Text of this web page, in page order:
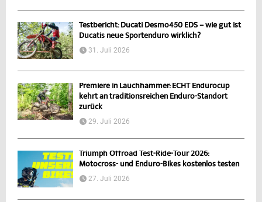
Testbericht: Ducati Desmo450 EDS – wie gut ist
Ducatis neue Sportenduro wirklich?
31. Juli 2026
Premiere in Lauchhammer: ECHT Endurocup
kehrt an traditionsreichen Enduro-Standort
zurück
29. Juli 2026
Triumph Offroad Test-Ride-Tour 2026:
Motocross- und Enduro-Bikes kostenlos testen
27. Juli 2026